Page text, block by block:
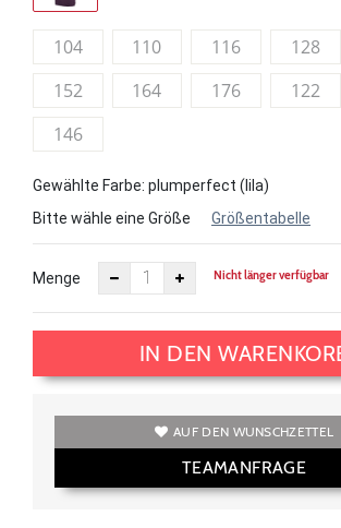
104 110 116 128
152
164 176 122
146
Gewählte Farbe: plumperfect (lila)
Bitte wähle eine Größe
Größentabelle
Menge Nicht länger verfügbar
IN DEN
AUF DEN WUNSCHZETTEL
TEAMANFRAGE